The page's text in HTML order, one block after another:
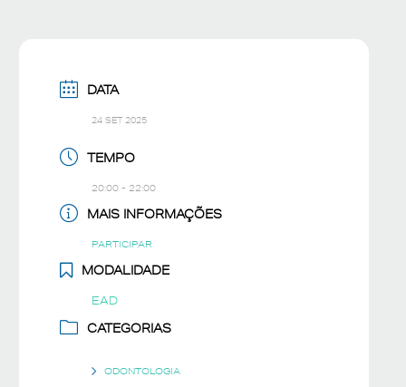
DATA
24 SET 2025
TEMPO
20:00 - 22:00
MAIS INFORMAÇÕES
PARTICIPAR
MODALIDADE
EAD
CATEGORIAS
ODONTOLOGIA